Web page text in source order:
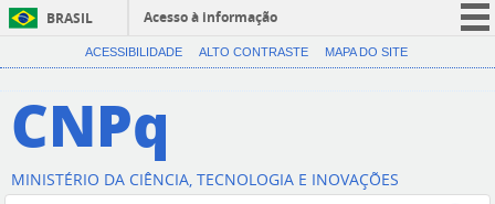
BRASIL
Acesso à informação
CORONAVÍRUS (COVID-19)
Canais
ACESSIBILIDADE ALTO CONTRASTE MAPA DO SITE
CNPq
MINISTÉRIO DA CIÊNCIA, TECNOLOGIA E INOVAÇÕES